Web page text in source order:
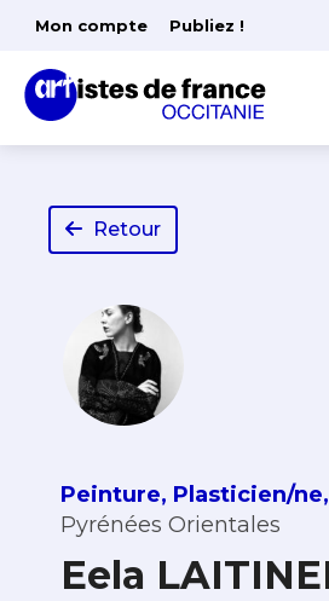
Mon compte Publiez !
Retour
Peinture, Plasticien/ne,
Pyrénées Orientales
Eela